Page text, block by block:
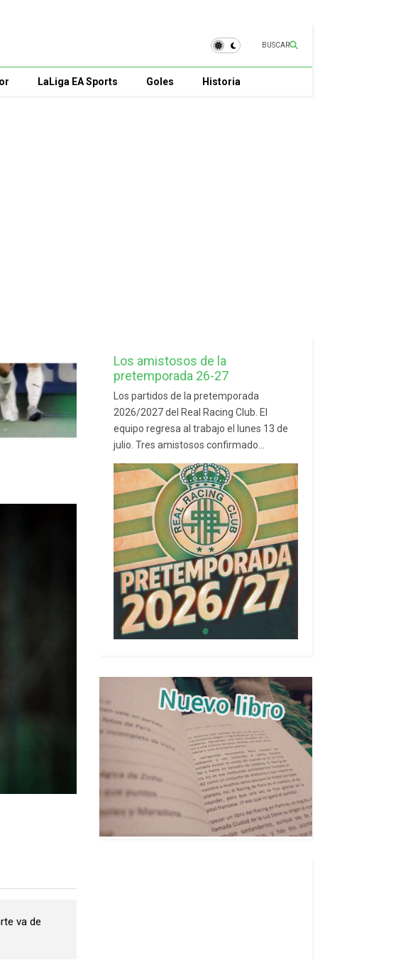
BUSCAR
LaLiga EA Sports Goles Historia
va de
Los amistosos de la
pretemporada 26-27
Los partidos de la pretemporada
2026/2027 del Real Racing Club. El
equipo regresa al trabajo el lunes 13 de
julio. Tres amistosos confirmado...